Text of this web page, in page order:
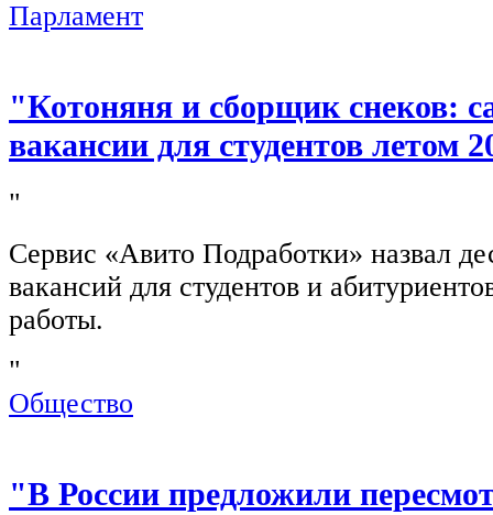
Парламент
"Котоняня и сборщик снеков:
вакансии для студентов летом
"
Сервис «Авито Подработки» назвал
вакансий для студентов и
работы.
"
Общество
"В России предложили